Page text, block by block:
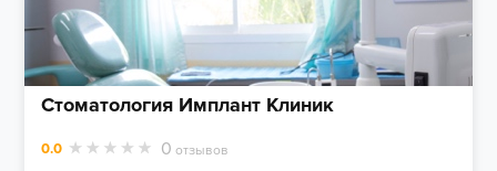
Стоматология Имплант Клиник
0.0 0 отзывов